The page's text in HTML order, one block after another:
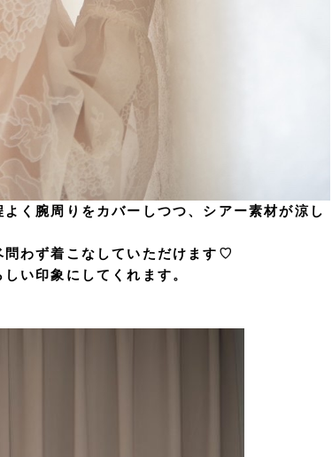
く腕周りをカバーしつつ、シアー素材が涼し
問わず着こなしていただけます♡
い印象にしてくれます。